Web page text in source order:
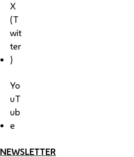
X
(T
wit
ter
)
Yo
uT
ub
e
NEWSLETTER